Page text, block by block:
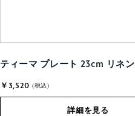
ティーマ プレート 23cm リネン
￥3,520 (税込)
詳細を見る